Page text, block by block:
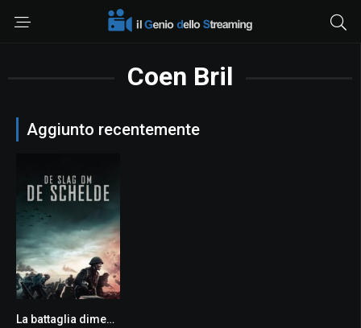
Coen Bril
Aggiunto recentemente
7.5
La battaglia dimenticata